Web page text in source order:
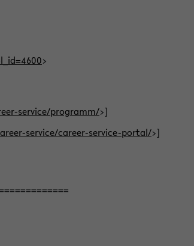
>
service/programm/>]
service/career-service-portal/>]